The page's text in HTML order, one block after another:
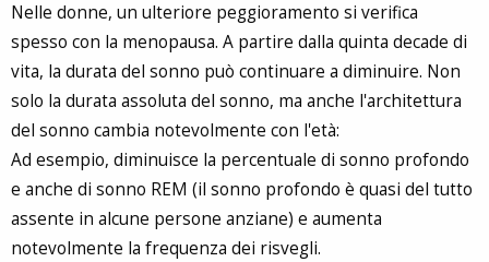
Nelle donne, un ulteriore peggioramento si verifica
spesso con la menopausa. A partire dalla quinta decade di
vita, la durata del sonno può continuare a diminuire. Non
solo la durata assoluta del sonno, ma anche l'architettura
del sonno cambia notevolmente con l'età:
Ad esempio, diminuisce la percentuale di sonno profondo
e anche di sonno REM (il sonno profondo è quasi del tutto
assente in alcune persone anziane) e aumenta
notevolmente la frequenza dei risvegli.